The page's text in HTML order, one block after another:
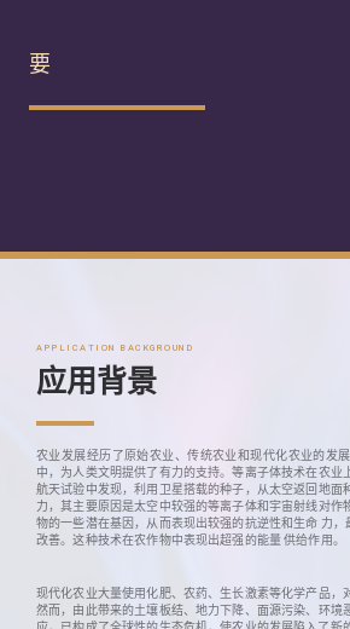
要
APPLICATION BACKGROUND
应用背景
农业发展经历了原始农业、传统农业和现代化农业的发
中，为人类文明提供了有力的支持。等离子体技术在农业
航天试验中发现，利用卫星搭载的种子，从太空返回地面
力，其主要原因是太空中较强的等离子体和宇宙射线对作
物的一些潜在基因，从而表现出较强的抗逆性和生命 力
改善。这种技术在农作物中表现出超强的能量 供给作用。
现代化农业大量使用化肥、农药、生长激素等化学产品，
然而，由此带来的土壤板结、地力下降、面源污染、环境